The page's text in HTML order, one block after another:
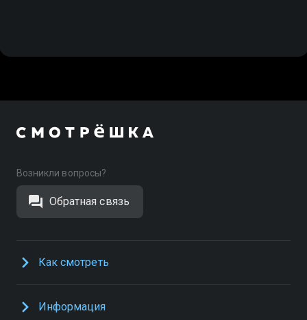
Возникли вопросы?
Обратная связь
Как смотреть
Информация